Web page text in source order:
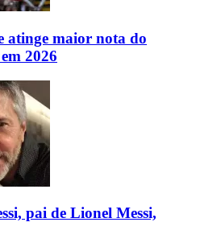
atinge maior nota do
2026
pai de Lionel Messi,